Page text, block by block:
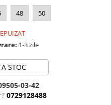
48 50
1-3 zile
STOC
03-42
0729128488